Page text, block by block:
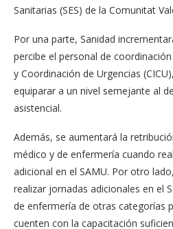
Sanitarias (SES) de la Comunitat
Por una parte, Sanidad
percibe el personal de
y Coordinación de Urgencias
equiparar a un nivel semejante al
asistencial.
Además, se aumentará la
médico y de enfermería cuando
adicional en el SAMU. Por otro
realizar jornadas adicionales en el
de enfermería de otras categorías
cuenten con la capacitación